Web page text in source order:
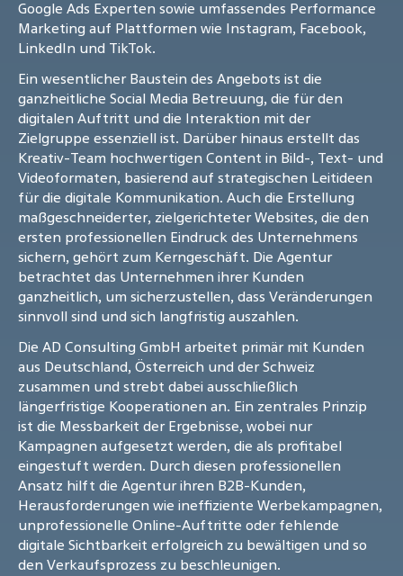
Google Ads Experten sowie umfassendes Performance
Marketing auf Plattformen wie Instagram, Facebook,
LinkedIn und TikTok.
Ein wesentlicher Baustein des Angebots ist die
ganzheitliche Social Media Betreuung, die für den
digitalen Auftritt und die Interaktion mit der
Zielgruppe essenziell ist. Darüber hinaus erstellt das
Kreativ-Team hochwertigen Content in Bild-, Text- und
Videoformaten, basierend auf strategischen Leitideen
für die digitale Kommunikation. Auch die Erstellung
maßgeschneiderter, zielgerichteter Websites, die den
ersten professionellen Eindruck des Unternehmens
sichern, gehört zum Kerngeschäft. Die Agentur
betrachtet das Unternehmen ihrer Kunden
ganzheitlich, um sicherzustellen, dass Veränderungen
sinnvoll sind und sich langfristig auszahlen.
Die AD Consulting GmbH arbeitet primär mit Kunden
aus Deutschland, Österreich und der Schweiz
zusammen und strebt dabei ausschließlich
längerfristige Kooperationen an. Ein zentrales Prinzip
ist die Messbarkeit der Ergebnisse, wobei nur
Kampagnen aufgesetzt werden, die als profitabel
eingestuft werden. Durch diesen professionellen
Ansatz hilft die Agentur ihren B2B-Kunden,
Herausforderungen wie ineffiziente Werbekampagnen,
unprofessionelle Online-Auftritte oder fehlende
digitale Sichtbarkeit erfolgreich zu bewältigen und so
den Verkaufsprozess zu beschleunigen.